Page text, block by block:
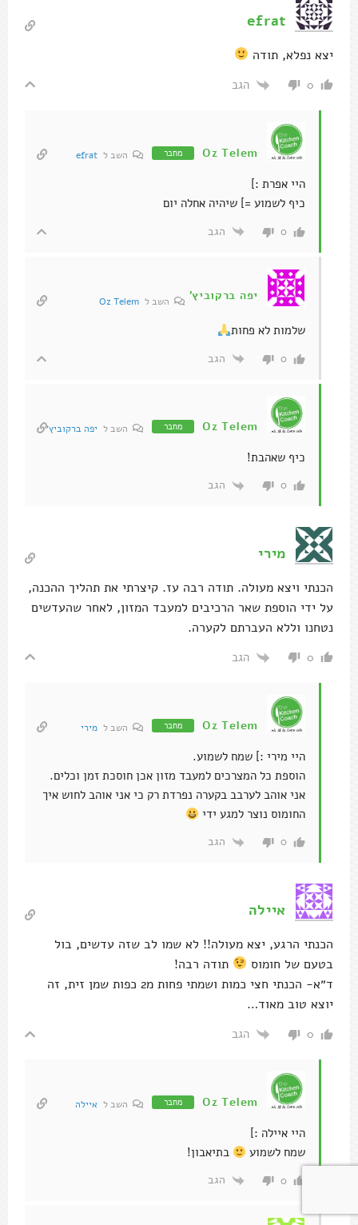
efrat
יצא נפלא, תודה
0 הגב
Oz Telem מחבר השב ל efrat
היי אפרת :]
כיף לשמוע =] שיהיה אחלה יום
0 הגב
יפה ברקוביץ׳ השב לOz Telem
שלמות לא פחות
0 הגב
Oz Telem מחבר השב ל יפה ברקוביץ׳
כיף שאהבת!
0 הגב
מירי
הכנתי ויצא מעולה. תודה רבה עז. קיצרתי את תהליך ההכנה,
על ידי הוספת שאר הרכיבים למעבד המזון, לאחר שהעדשים
נטחנו וללא העברתם לקערה.
0 הגב
Oz Telem מחבר השב ל מירי
היי מירי :] שמח לשמוע.
הוספת כל המצרכים למעבד מזון אכן חוסכת זמן וכלים.
אני אוהב לערבב בקערה נפרדת רק כי אני אוהב לחוש איך
החומוס נוצר למגע ידי
0 הגב
איילה
הכנתי הרגע, יצא מעולה!! לא שמו לב שזה עדשים, בול
בטעם של חומוס
תודה רבה!
ד״א- הכנתי חצי כמות ושמתי פחות מ2 כפות שמן זית, זה
יוצא טוב מאוד…
0 הגב
Oz Telem מחבר השב ל איילה
היי איילה :]
שמח לשמוע
בתיאבון!
0 הגב